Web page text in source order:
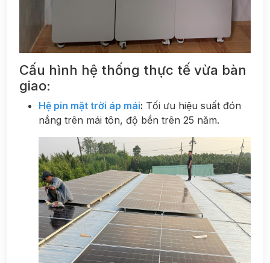
Cấu hình hệ thống thực tế vừa bàn
giao:
Hệ pin mặt trời áp mái: Tối ưu hiệu suất đón
nắng trên mái tôn, độ bền trên 25 năm.